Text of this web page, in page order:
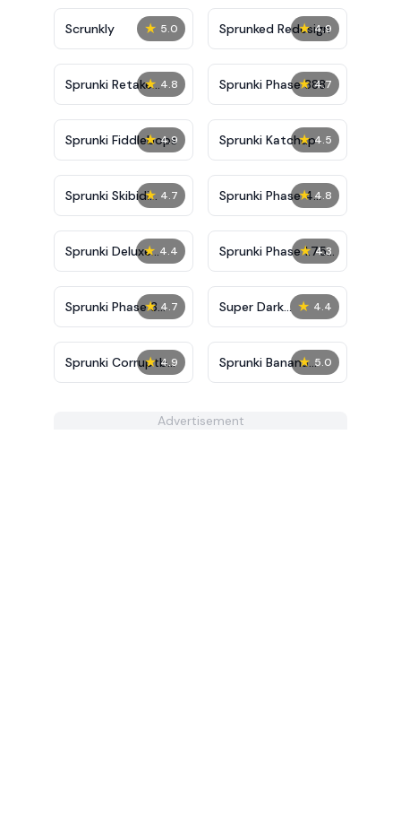
★ 5.0
Scrunkly ★ 4.9
Sprunked Redesign
★ 4.8
Sprunki Retake
Deluxe
★ 4.7
Sprunki Phase 888
★ 4.9
Sprunki Fiddlebops ★ 4.5
Sprunki Katchup
★ 4.7
Sprunki Skibidi
Toilet
★ 4.8
Sprunki Phase 4
Definitive
★ 4.4
Sprunki Deluxe
Retake
★ 4.3
Sprunki Phase 1.75
Retake
★ 4.7
Sprunki Phase 3
Definitive
★ 4.4
Super Dark
Deception
★ 4.9
Sprunki Corruptbox
2
★ 5.0
Sprunki Banana
Porridge Remix
Advertisement